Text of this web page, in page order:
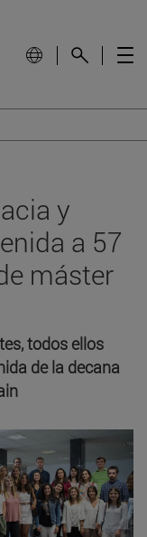
y
a 57
máster
todos ellos
de la decana